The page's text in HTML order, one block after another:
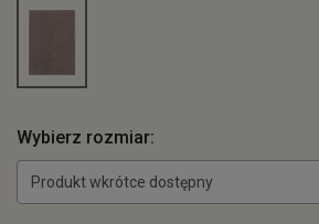
Wybierz rozmiar:
Produkt wkrótce dostępny